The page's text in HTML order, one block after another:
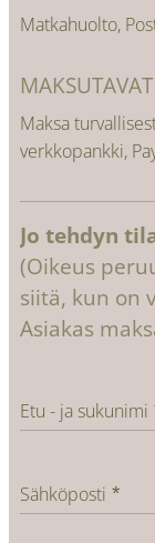
Matkahuolto,
MAKSUTAVAT
Maksa
verkkopankki,
Jo tehdyn
(Oikeus
siitä, kun on
Asiakas
Etu - ja sukunimi
Sähköposti